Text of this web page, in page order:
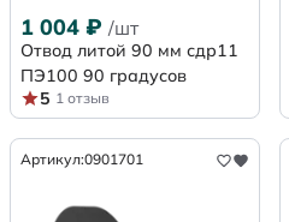
1 004 ₽ /шт
Отвод литой 90 мм сдр11
ПЭ100 90 градусов
5 1 отзыв
Артикул:0901701